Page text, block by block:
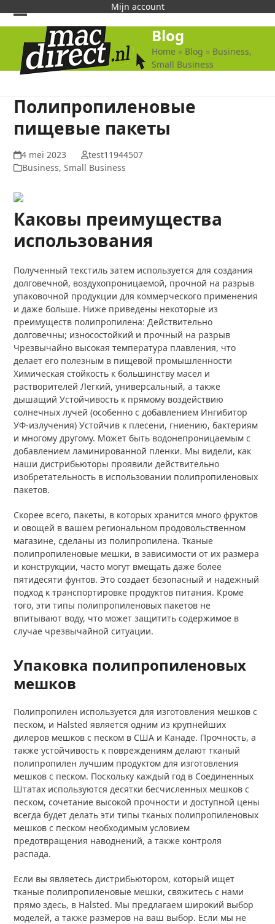
Mijn account
Open
mobile
menu
Close
mobile
menu
Blog
Home » Blog » Business,
Small Business
Полипропиленовые
пищевые пакеты
4 mei 2023
test11944507
Business, Small Business
Каковы преимущества
использования
Полученный текстиль затем используется для создания
долговечной, воздухопроницаемой, прочной на разрыв
упаковочной продукции для коммерческого применения
и даже больше. Ниже приведены некоторые из
преимуществ полипропилена: Действительно
долговечны; износостойкий и прочный на разрыв
Чрезвычайно высокая температура плавления, что
делает его полезным в пищевой промышленности
Химическая стойкость к большинству масел и
растворителей Легкий, универсальный, а также
дышащий Устойчивость к прямому воздействию
солнечных лучей (особенно с добавлением Ингибитор
УФ-излучения) Устойчив к плесени, гниению, бактериям
и многому другому. Может быть водонепроницаемым с
добавлением ламинированной пленки. Мы видели, как
наши дистрибьюторы проявили действительно
изобретательность в использовании полипропиленовых
пакетов.
Скорее всего, пакеты, в которых хранится много фруктов
и овощей в вашем региональном продовольственном
магазине, сделаны из полипропилена. Тканые
полипропиленовые мешки, в зависимости от их размера
и конструкции, часто могут вмещать даже более
пятидесяти фунтов. Это создает безопасный и надежный
подход к транспортировке продуктов питания. Кроме
того, эти типы полипропиленовых пакетов не
впитывают воду, что может защитить содержимое в
случае чрезвычайной ситуации.
Упаковка полипропиленовых
мешков
Полипропилен используется для изготовления мешков с
песком, и Halsted является одним из крупнейших
дилеров мешков с песком в США и Канаде. Прочность, а
также устойчивость к повреждениям делают тканый
полипропилен лучшим продуктом для изготовления
мешков с песком. Поскольку каждый год в Соединенных
Штатах используются десятки бесчисленных мешков с
песком, сочетание высокой прочности и доступной цены
всегда будет делать эти типы тканых полипропиленовых
мешков с песком необходимым условием
предотвращения наводнений, а также контроля
распада.
Если вы являетесь дистрибьютором, который ищет
тканые полипропиленовые мешки, свяжитесь с нами
прямо здесь, в Halsted. Мы предлагаем широкий выбор
моделей, а также размеров на ваш выбор. Если мы не